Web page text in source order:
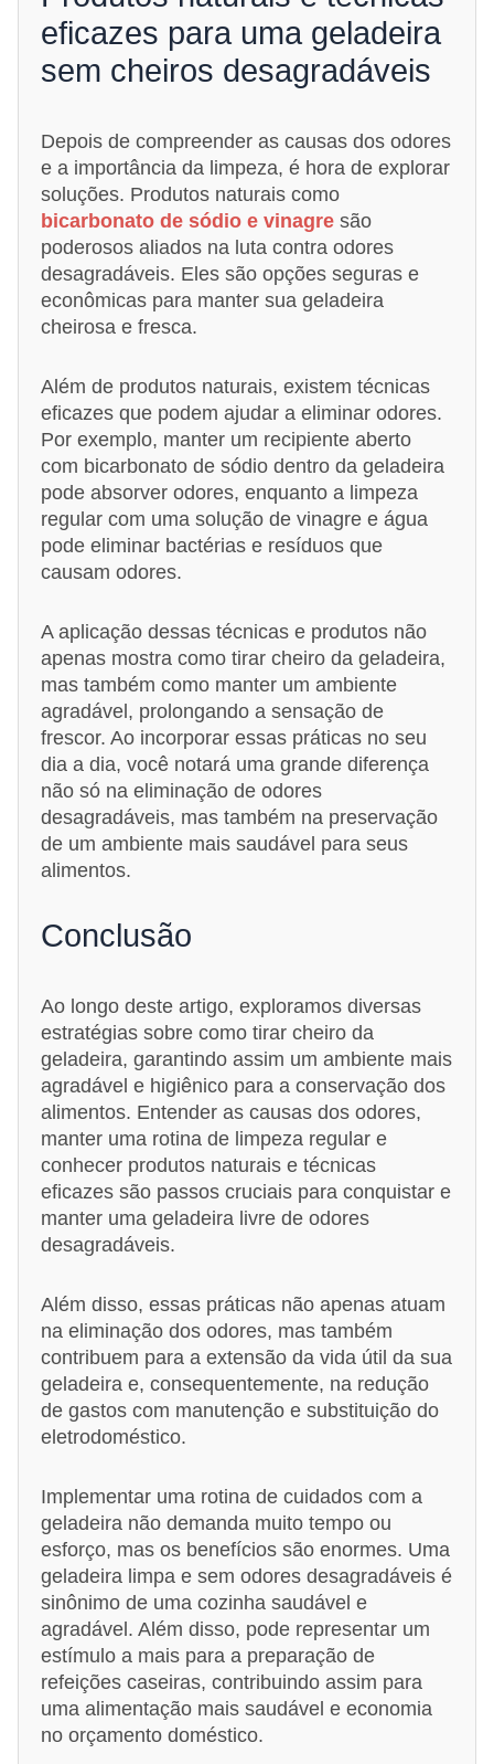
eficazes para uma geladeira
sem cheiros desagradáveis
Depois de compreender as causas dos odores
e a importância da limpeza, é hora de explorar
soluções. Produtos naturais como
bicarbonato de sódio e vinagre são
poderosos aliados na luta contra odores
desagradáveis. Eles são opções seguras e
econômicas para manter sua geladeira
cheirosa e fresca.
Além de produtos naturais, existem técnicas
eficazes que podem ajudar a eliminar odores.
Por exemplo, manter um recipiente aberto
com bicarbonato de sódio dentro da geladeira
pode absorver odores, enquanto a limpeza
regular com uma solução de vinagre e água
pode eliminar bactérias e resíduos que
causam odores.
A aplicação dessas técnicas e produtos não
apenas mostra como tirar cheiro da geladeira,
mas também como manter um ambiente
agradável, prolongando a sensação de
frescor. Ao incorporar essas práticas no seu
dia a dia, você notará uma grande diferença
não só na eliminação de odores
desagradáveis, mas também na preservação
de um ambiente mais saudável para seus
alimentos.
Conclusão
Ao longo deste artigo, exploramos diversas
estratégias sobre como tirar cheiro da
geladeira, garantindo assim um ambiente mais
agradável e higiênico para a conservação dos
alimentos. Entender as causas dos odores,
manter uma rotina de limpeza regular e
conhecer produtos naturais e técnicas
eficazes são passos cruciais para conquistar e
manter uma geladeira livre de odores
desagradáveis.
Além disso, essas práticas não apenas atuam
na eliminação dos odores, mas também
contribuem para a extensão da vida útil da sua
geladeira e, consequentemente, na redução
de gastos com manutenção e substituição do
eletrodoméstico.
Implementar uma rotina de cuidados com a
geladeira não demanda muito tempo ou
esforço, mas os benefícios são enormes. Uma
geladeira limpa e sem odores desagradáveis é
sinônimo de uma cozinha saudável e
agradável. Além disso, pode representar um
estímulo a mais para a preparação de
refeições caseiras, contribuindo assim para
uma alimentação mais saudável e economia
no orçamento doméstico.